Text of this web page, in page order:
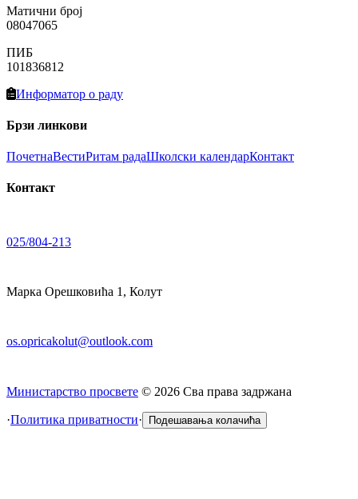
Матични број
08047065
ПИБ
101836812
Информатор о раду
Брзи линкови
ПочетнаВестиРитам радаШколски календарКонтакт
Контакт
025/804-213
Марка Орешковића 1, Колут
os.opricakolut@outlook.com
Министарство просвете © 2026 Сва права задржана
·Политика приватности· Подешавања колачића